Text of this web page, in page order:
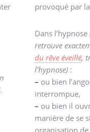
provoqué par
Dans l’hypnose
retrouve
du rêve éveillé,
l’hypnose) :
– ou bien
interrompue,
– ou bien il
manière de se